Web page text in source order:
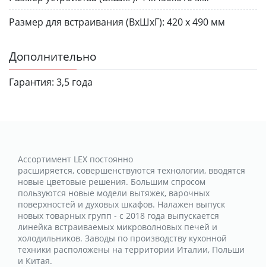
Размер для встраивания (ВхШхГ): 420 х 490 мм
Дополнительно
Гарантия: 3,5 года
Ассортимент LEX постоянно
расширяется, совершенствуются технологии, вводятся
новые цветовые решения. Большим спросом
пользуются новые модели вытяжек, варочных
поверхностей и духовых шкафов. Налажен выпуск
новых товарных групп - с 2018 года выпускается
линейка встраиваемых микроволновых печей и
холодильников. Заводы по производству кухонной
техники расположены на территории Италии, Польши
и Китая.